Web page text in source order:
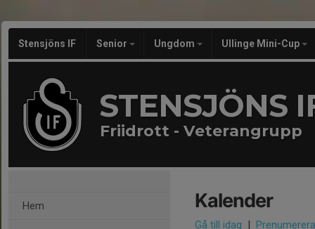
Stensjöns IF Senior Ungdom Ullinge Mini-Cup
STENSJÖNS
Friidrott - Veterangrupp
Hem Kalender
Gå till idag | Prenumerera